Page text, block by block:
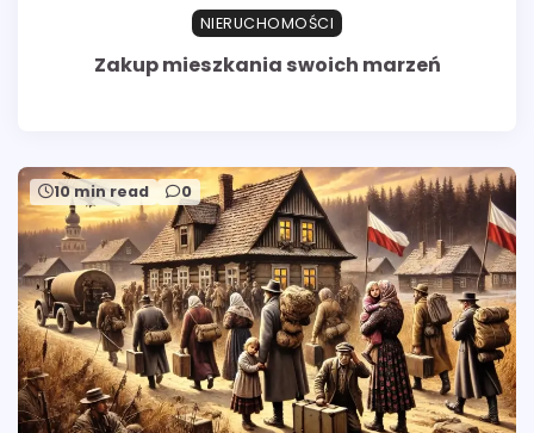
NIERUCHOMOŚCI
Zakup mieszkania swoich marzeń
10 min read 0